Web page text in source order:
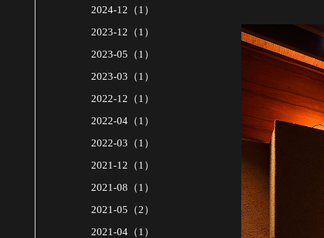
2024-12（1）
2023-12（1）
2023-05（1）
2023-03（1）
2022-12（1）
2022-04（1）
2022-03（1）
2021-12（1）
2021-08（1）
2021-05（2）
2021-04（1）